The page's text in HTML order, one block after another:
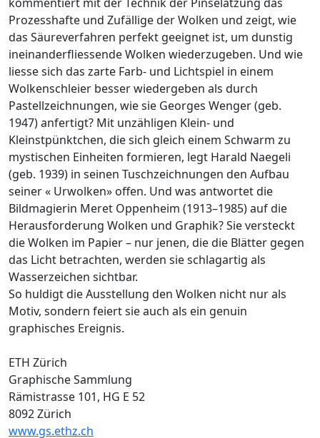
Prozesshafte und Zufällige der Wolken und zeigt, wie
das Säureverfahren perfekt geeignet ist, um dunstig
ineinanderfliessende Wolken wiederzugeben. Und wie
liesse sich das zarte Farb- und Lichtspiel in einem
Wolkenschleier besser wiedergeben als durch
Pastellzeichnungen, wie sie Georges Wenger (geb.
1947) anfertigt? Mit unzähligen Klein- und
Kleinstpünktchen, die sich gleich einem Schwarm zu
mystischen Einheiten formieren, legt Harald Naegeli
(geb. 1939) in seinen Tuschzeichnungen den Aufbau
seiner « Urwolken» offen. Und was antwortet die
Bildmagierin Meret Oppenheim (1913–1985) auf die
Herausforderung Wolken und Graphik? Sie versteckt
die Wolken im Papier – nur jenen, die die Blätter gegen
das Licht betrachten, werden sie schlagartig als
Wasserzeichen sichtbar.
So huldigt die Ausstellung den Wolken nicht nur als
Motiv, sondern feiert sie auch als ein genuin
graphisches Ereignis.
ETH Zürich
Graphische Sammlung
Rämistrasse 101, HG E 52
8092 Zürich
www.gs.ethz.ch